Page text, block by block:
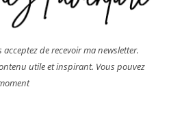
de recevoir ma newsletter.
utile et inspirant. Vous pouvez